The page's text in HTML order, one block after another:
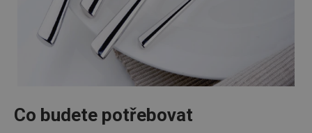
Co budete potřebovat